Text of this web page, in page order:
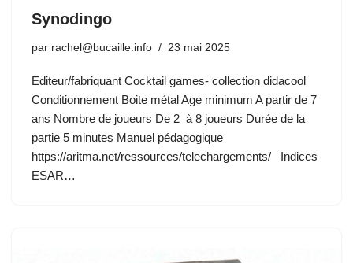
Synodingo
par rachel@bucaille.info 23 mai 2025
Editeur/fabriquant Cocktail games- collection didacool
Conditionnement Boite métal Age minimum A partir de 7
ans Nombre de joueurs De 2 à 8 joueurs Durée de la
partie 5 minutes Manuel pédagogique
https://aritma.net/ressources/telechargements/ Indices
ESAR…